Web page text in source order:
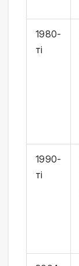
1980-
ті
1990-
ті